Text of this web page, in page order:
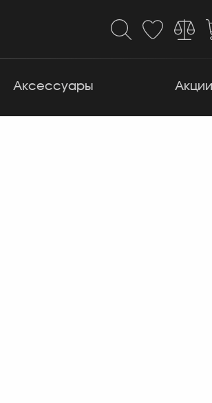
Аксессуары Акции